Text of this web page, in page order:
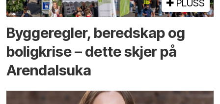
PLUSS
Bygge­regler, beredskap og
bolig­krise – dette skjer på
Arendals­uka